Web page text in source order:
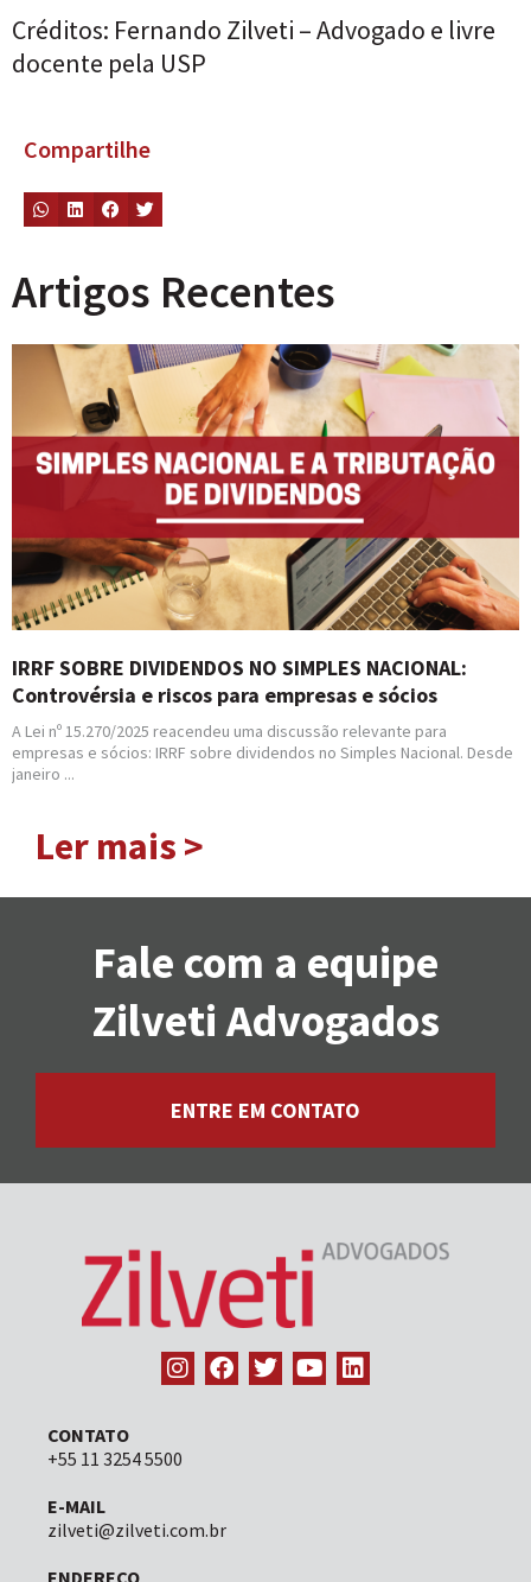
Créditos: Fernando Zilveti – Advogado e livre
docente pela USP
Compartilhe
Artigos Recentes
IRRF SOBRE DIVIDENDOS NO SIMPLES NACIONAL:
Controvérsia e riscos para empresas e sócios
A Lei nº 15.270/2025 reacendeu uma discussão relevante para
empresas e sócios: IRRF sobre dividendos no Simples Nacional. Desde
janeiro ...
Ler mais >
Fale com a equipe
Zilveti Advogados
ENTRE EM CONTATO
CONTATO
+55 11 3254 5500
E-MAIL
zilveti@zilveti.com.br
ENDEREÇO